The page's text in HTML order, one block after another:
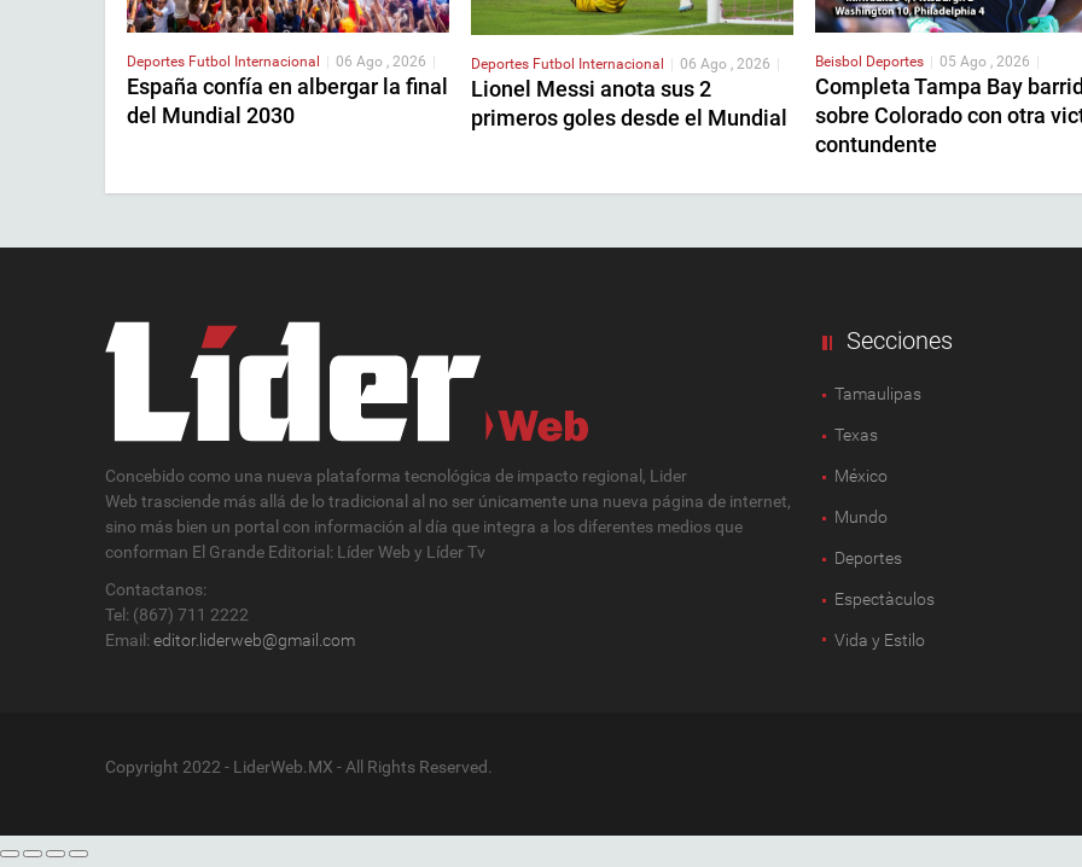
Deportes Futbol Internacional | 06 Ago , 2026 |
España confía en albergar la final
del Mundial 2030
Deportes Futbol Internacional 06 Ago , 2026
Lionel Messi anota sus 2
primeros goles desde el Mundial
Beisbol Deportes | 05 Ago , 2026 |
Completa Tampa Bay
sobre Colorado con otra
contundente
Concebido como una nueva plataforma tecnológica de impacto regional, Lider
Web trasciende más allá de lo tradicional al no ser únicamente una nueva página de internet,
sino más bien un portal con información al día que integra a los diferentes medios que
conforman El Grande Editorial: Líder Web y Líder Tv
Contactanos:
Tel: (867) 711 2222
Email: editor.liderweb@gmail.com
Secciones
Tamaulipas
Texas
México
Mundo
Deportes
Espectàculos
Vida y Estilo
Copyright 2022 - LiderWeb.MX - All Rights Reserved.